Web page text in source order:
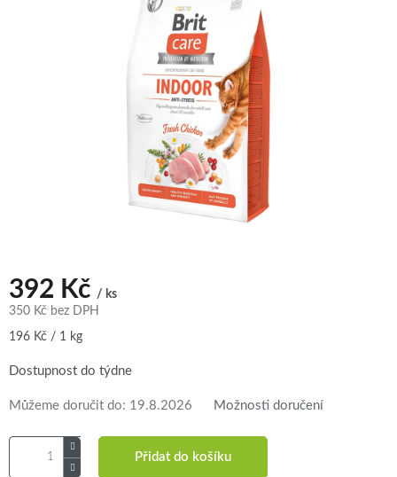
392 Kč / ks
350 Kč bez DPH
Měrná
196 Kč / 1 kg
Dostupnost do týdne
Můžeme doručit do: 19.8.2026 Možnosti doručení
Přidat do košíku